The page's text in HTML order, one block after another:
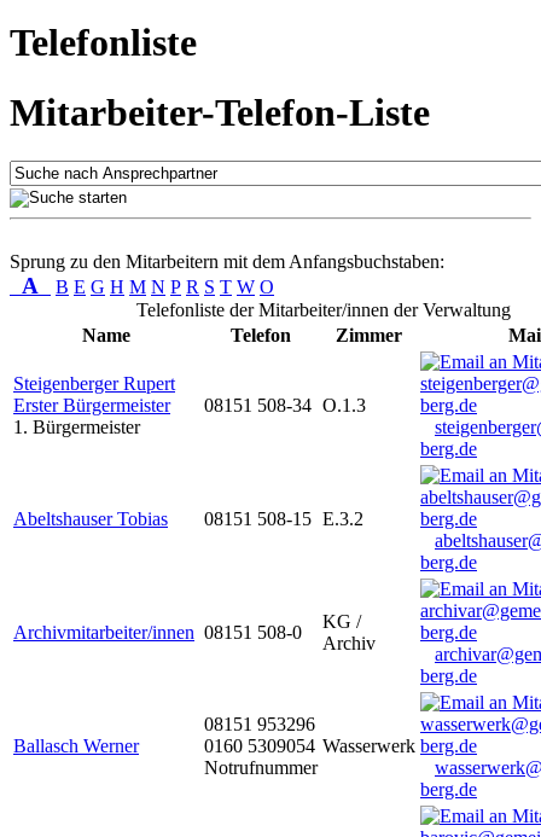
Telefonliste
Mitarbeiter-Telefon-Liste
Sprung zu den Mitarbeitern mit dem Anfangsbuchstaben:
A B E G H M N P R S T W O
Telefonliste der Mitarbeiter/innen der Verwaltung
Name
Telefon Zimmer
Steigenberger Rupert
Erster Bürgermeister
1. Bürgermeister
08151 508-34 O.1.3
berg.de
Abeltshauser Tobias 08151 508-15 E.3.2
berg.de
Archivmitarbeiter/innen 08151 508-0
KG /
Archiv
berg.de
Ballasch Werner
08151 953296
0160 5309054
Notrufnummer
Wasserwerk
berg.de